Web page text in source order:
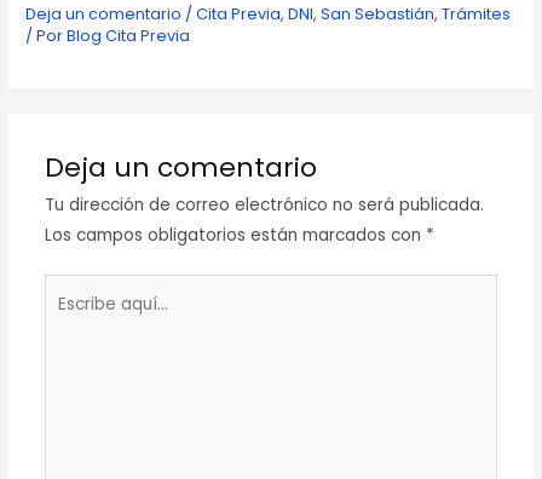
Deja un comentario /Cita Previa,DNI,San Sebastián,Trámites
/ PorBlog Cita Previa
Deja un comentario
Tu dirección de correo electrónico no será publicada.
Los campos obligatorios están marcados con *